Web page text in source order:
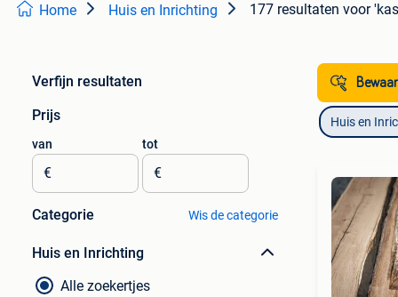
Home Huis en Inrichting 177 resultaten voor
Verfijn resultaten
Prijs
van
€
tot
€
Categorie Wis de categorie
Huis en Inrichting
Alle zoekertjes
Huis en